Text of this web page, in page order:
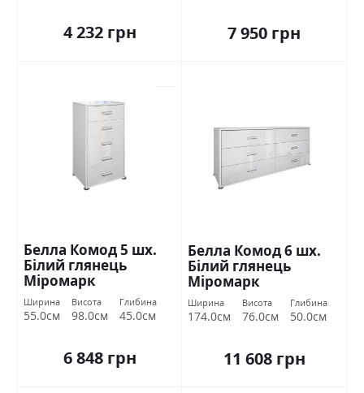
4 232 грн 7 950 грн
Белла Комод 5 шх.
Білий глянець
Міромарк
Ширина
55.0см
Висота
98.0см
Глибина
45.0см
6 848 грн
Белла Комод 6 шх.
Білий глянець
Міромарк
Ширина
174.0см
Висота
76.0см
Глибина
50.0см
11 608 грн